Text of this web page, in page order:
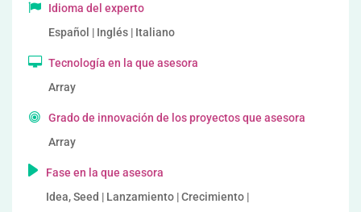
Idioma del experto
Español | Inglés | Italiano
Tecnología en la que asesora
Array
Grado de innovación de los proyectos que asesora
Array
Fase en la que asesora
Idea, Seed | Lanzamiento | Crecimiento |